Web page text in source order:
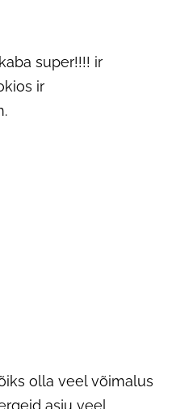
super!!!! ir
ir
olla veel võimalus
asju veel